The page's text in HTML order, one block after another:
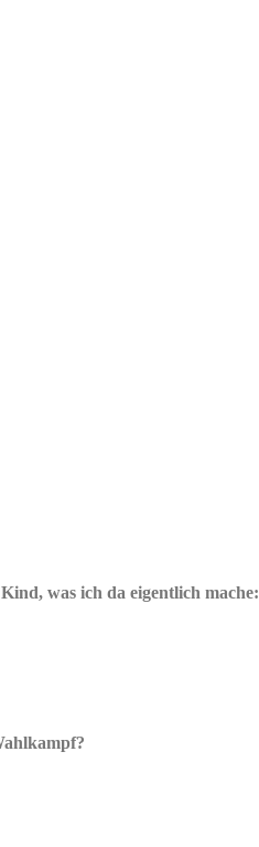
was ich da eigentlich mache: